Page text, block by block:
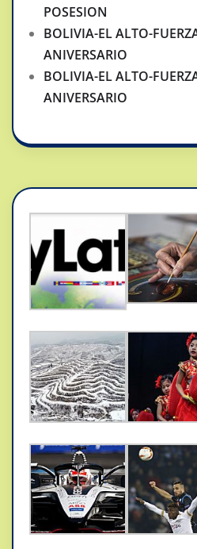
POSESION
BOLIVIA-EL ALTO-
ANIVERSARIO
BOLIVIA-EL ALTO-
ANIVERSARIO